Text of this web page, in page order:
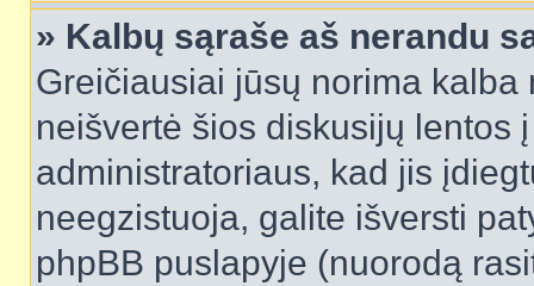
» Kalbų sąraše aš nerandu
Greičiausiai jūsų norima
neišvertė šios diskusijų lentos
administratoriaus, kad jis
neegzistuoja, galite išversti
phpBB puslapyje (nuorodą